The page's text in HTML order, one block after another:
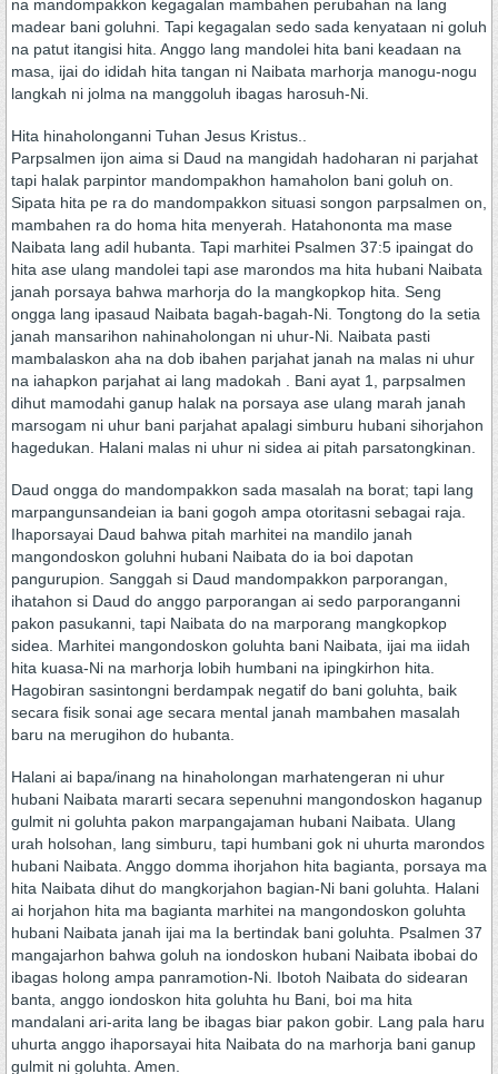
na mandompakkon kegagalan mambahen perubahan na lang
madear bani goluhni. Tapi kegagalan sedo sada kenyataan ni goluh
na patut itangisi hita. Anggo lang mandolei hita bani keadaan na
masa, ijai do ididah hita tangan ni Naibata marhorja manogu-nogu
langkah ni jolma na manggoluh ibagas harosuh-Ni.
Hita hinaholonganni Tuhan Jesus Kristus..
Parpsalmen ijon aima si Daud na mangidah hadoharan ni parjahat
tapi halak parpintor mandompakhon hamaholon bani goluh on.
Sipata hita pe ra do mandompakkon situasi songon parpsalmen on,
mambahen ra do homa hita menyerah. Hatahononta ma mase
Naibata lang adil hubanta. Tapi marhitei Psalmen 37:5 ipaingat do
hita ase ulang mandolei tapi ase marondos ma hita hubani Naibata
janah porsaya bahwa marhorja do Ia mangkopkop hita. Seng
ongga lang ipasaud Naibata bagah-bagah-Ni. Tongtong do Ia setia
janah mansarihon nahinaholongan ni uhur-Ni. Naibata pasti
mambalaskon aha na dob ibahen parjahat janah na malas ni uhur
na iahapkon parjahat ai lang madokah . Bani ayat 1, parpsalmen
dihut mamodahi ganup halak na porsaya ase ulang marah janah
marsogam ni uhur bani parjahat apalagi simburu hubani sihorjahon
hagedukan. Halani malas ni uhur ni sidea ai pitah parsatongkinan.
Daud ongga do mandompakkon sada masalah na borat; tapi lang
marpangunsandeian ia bani gogoh ampa otoritasni sebagai raja.
Ihaporsayai Daud bahwa pitah marhitei na mandilo janah
mangondoskon goluhni hubani Naibata do ia boi dapotan
pangurupion. Sanggah si Daud mandompakkon parporangan,
ihatahon si Daud do anggo parporangan ai sedo parporanganni
pakon pasukanni, tapi Naibata do na marporang mangkopkop
sidea. Marhitei mangondoskon goluhta bani Naibata, ijai ma iidah
hita kuasa-Ni na marhorja lobih humbani na ipingkirhon hita.
Hagobiran sasintongni berdampak negatif do bani goluhta, baik
secara fisik sonai age secara mental janah mambahen masalah
baru na merugihon do hubanta.
Halani ai bapa/inang na hinaholongan marhatengeran ni uhur
hubani Naibata mararti secara sepenuhni mangondoskon haganup
gulmit ni goluhta pakon marpangajaman hubani Naibata. Ulang
urah holsohan, lang simburu, tapi humbani gok ni uhurta marondos
hubani Naibata. Anggo domma ihorjahon hita bagianta, porsaya ma
hita Naibata dihut do mangkorjahon bagian-Ni bani goluhta. Halani
ai horjahon hita ma bagianta marhitei na mangondoskon goluhta
hubani Naibata janah ijai ma Ia bertindak bani goluhta. Psalmen 37
mangajarhon bahwa goluh na iondoskon hubani Naibata ibobai do
ibagas holong ampa panramotion-Ni. Ibotoh Naibata do sidearan
banta, anggo iondoskon hita goluhta hu Bani, boi ma hita
mandalani ari-arita lang be ibagas biar pakon gobir. Lang pala haru
uhurta anggo ihaporsayai hita Naibata do na marhorja bani ganup
gulmit ni goluhta. Amen.